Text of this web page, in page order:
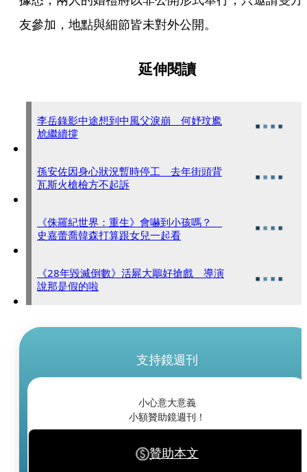
友參加，地點與細節皆未對外公開。
延伸閱讀
李岳錄影中途想到中風父淚崩 何妤玟尷
尬繼續撐
孫安佐因身心狀況暫時停工 去年街頭背
瓦斯火槍檢方不起訴
《侏羅紀世界：重生》會嚇到小孩嗎？
史嘉蕾喬韓森打算跟女兒一起看
《28年毀滅倒數》活屍大鵰好搶戲 導演
說那是假的啦
支持鏡週刊
小心意大意義
小額贊助鏡週刊！
贊助本文